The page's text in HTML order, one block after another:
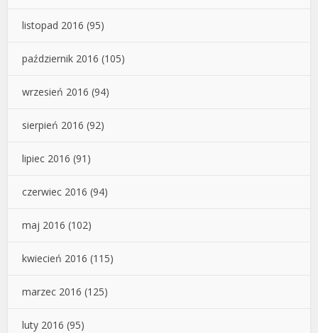
listopad 2016 (95)
październik 2016 (105)
wrzesień 2016 (94)
sierpień 2016 (92)
lipiec 2016 (91)
czerwiec 2016 (94)
maj 2016 (102)
kwiecień 2016 (115)
marzec 2016 (125)
luty 2016 (95)